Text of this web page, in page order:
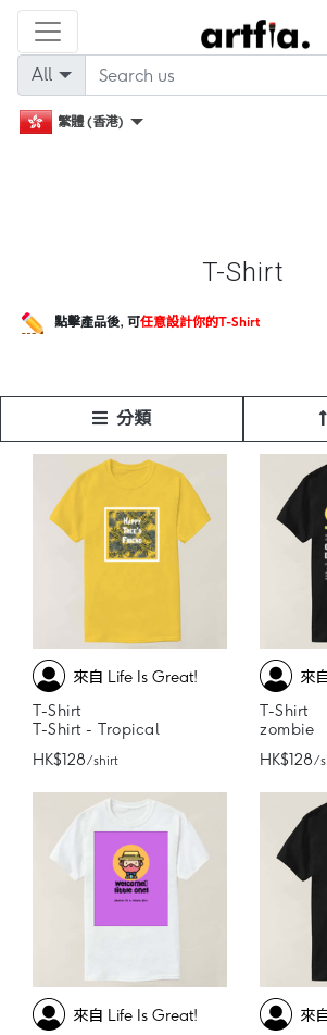
All
繁體 (香港)
T-Shirt
點擊產品後, 可任意設計你的T-Shirt
分類
來自 Life Is Great!
T-Shirt
T-Shirt - Tropical
HK$128/ shirt
來
T-Shirt
zombie
HK$128/
來自 Life Is Great!
來